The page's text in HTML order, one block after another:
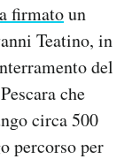
firmatoun
Teatino, in
del
che
circa 500
percorso per